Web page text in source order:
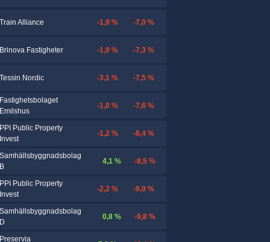
Train Alliance -1,9 % -7,0 %
Brinova Fastigheter -1,9 % -7,3 %
Tessin Nordic -3,1 % -7,5 %
Fastighetsbolaget
Emilshus
-1,0 % -7,6 %
PPI Public Property
Invest
-1,2 % -8,4 %
Samhällsbyggnadsbolag
B
4,1 % -8,5 %
PPI Public Property
Invest
-2,2 % -9,0 %
Samhällsbyggnadsbolag
D
0,8 % -9,8 %
Preservia